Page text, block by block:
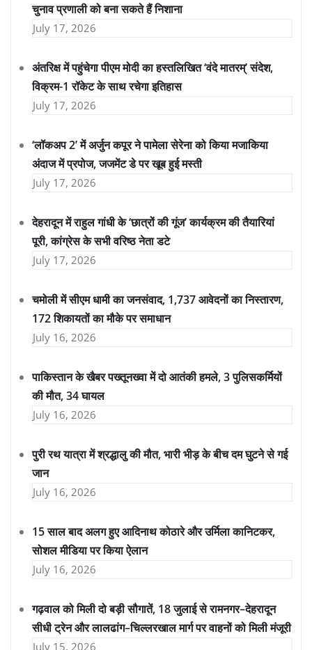
चुनाव प्रणाली को बना सकते हैं निशाना
July 17, 2026
अंतरिक्ष में पहुंचेगा पीएम मोदी का हस्तलिखित ‘वंदे मातरम्’ संदेश,
विक्रम-1 रॉकेट के साथ रचेगा इतिहास
July 17, 2026
‘लॉकअप 2’ में अर्जुन कपूर ने पामेला सेरेना को किया मजाकिया
अंदाज में प्रपोज, जजमेंट डे पर खूब हुई मस्ती
July 17, 2026
देहरादून में राहुल गांधी के ‘छात्रों की गूंज’ कार्यक्रम की तैयारियां
पूरी, कांग्रेस के सभी वरिष्ठ नेता डटे
July 17, 2026
चमोली में सीएम धामी का जनसंवाद, 1,737 आवेदनों का निस्तारण,
172 शिकायतों का मौके पर समाधान
July 16, 2026
पाकिस्तान के खैबर पख्तूनख्वा में दो आतंकी हमले, 3 पुलिसकर्मियों
की मौत, 34 घायल
July 16, 2026
पुरी रथ यात्रा में श्रद्धालु की मौत, भारी भीड़ के बीच दम घुटने से गई
जान
July 16, 2026
15 साल बाद अलग हुए आदिनाथ कोठारे और उर्मिला कानिटकर,
सोशल मीडिया पर किया ऐलान
July 16, 2026
गढ़वाल को मिली दो बड़ी सौगातें, 18 जुलाई से रामनगर–देहरादून
सीधी ट्रेन और लालढांग–चिल्लरखाल मार्ग पर वाहनों को मिली मंजूरी
July 15, 2026